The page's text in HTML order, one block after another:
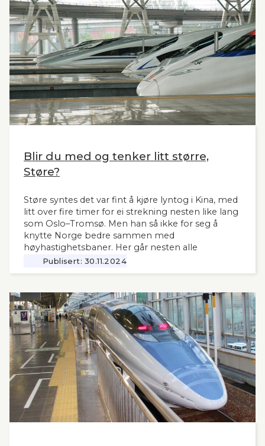
også for andre aktuelle høyhastighetsbaner i
Norge og til våre naboland.
Blir du med og tenker litt større,
Støre?
Støre syntes det var fint å kjøre lyntog i Kina, med
litt over fire timer for ei strekning nesten like lang
som Oslo–Tromsø. Men han så ikke for seg å
knytte Norge bedre sammen med
høyhastighetsbaner. Her går nesten alle
jernbanemidlene til det sentrale Østlandet.
Markedet, mulighetene og behovene for raske,
vanskelig for å se. Slik innleder lederne og
sekretær i Lyntogforum Vestlandsbanen
kronikken sin i Stavanger Aftenblad 26.11.2024.
Publisert: 30.11.2024